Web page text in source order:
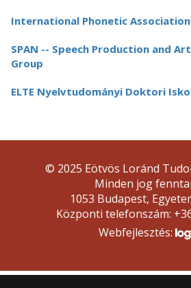
International Phonetic Association
SPAN -- Speech Production and
Group
ELTE Nyelvtudományi Doktori
© 2025 Eötvös Loránd
Minden jog
1053 Budapest,
Központi telefonszám:
Webfejlesztés: